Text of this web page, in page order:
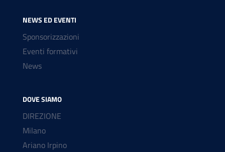
NEWS ED EVENTI
Sponsorizzazioni
Eventi formativi
News
DOVE SIAMO
DIREZIONE
Milano
Ariano Irpino